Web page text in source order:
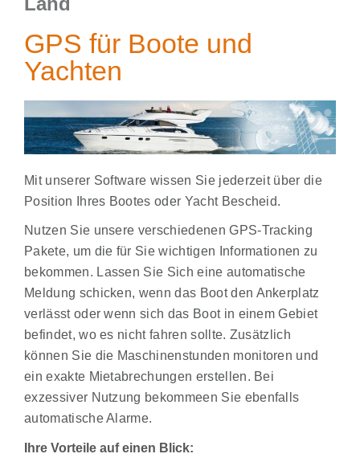
GPS für Boote und
Yachten
Mit unserer Software wissen Sie jederzeit über die
Position Ihres Bootes oder Yacht Bescheid.
Nutzen Sie unsere verschiedenen GPS-Tracking
Pakete, um die für Sie wichtigen Informationen zu
bekommen. Lassen Sie Sich eine automatische
Meldung schicken, wenn das Boot den Ankerplatz
verlässt oder wenn sich das Boot in einem Gebiet
befindet, wo es nicht fahren sollte. Zusätzlich
können Sie die Maschinenstunden monitoren und
ein exakte Mietabrechungen erstellen. Bei
exzessiver Nutzung bekommeen Sie ebenfalls
automatische Alarme.
Ihre Vorteile auf einen Blick: